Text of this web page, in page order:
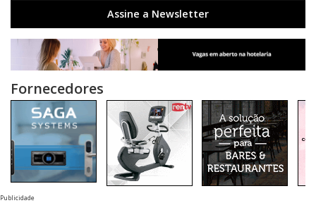
Assine a Newsletter
Fornecedores
Publicidade